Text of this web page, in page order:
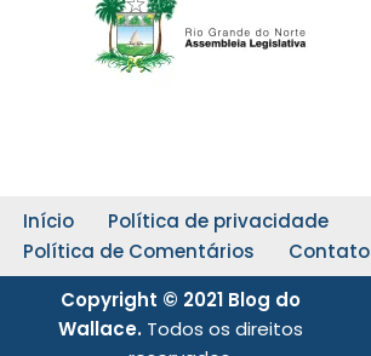
Início
Política de privacidade
Política de Comentários
Contato
Copyright © 2021 Blog do
Wallace. Todos os direitos